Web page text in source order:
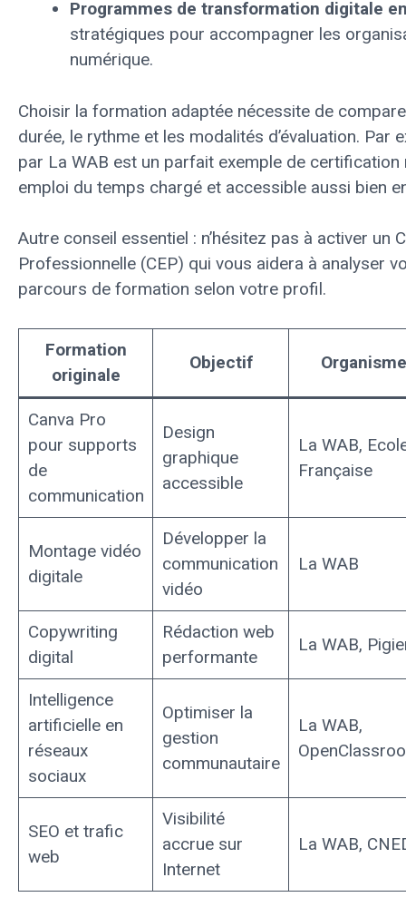
Programmes de transformation digitale
stratégiques pour accompagner les
numérique.
Choisir la formation adaptée nécessite de
durée, le rythme et les modalités d’évaluation. Par
par La WAB est un parfait exemple de
emploi du temps chargé et accessible aussi bien
Autre conseil essentiel : n’hésitez pas à activer un
Professionnelle (CEP) qui vous aidera à analyser
parcours de formation selon votre profil.
Formation
originale
Objectif Organisme
Canva Pro
pour supports
de
communication
Design
graphique
accessible
La WAB,
Française
Montage vidéo
digitale
Développer la
communication
vidéo
La WAB
Copywriting
digital
Rédaction web
performante
La WAB,
Intelligence
artificielle en
réseaux
sociaux
Optimiser la
gestion
communautaire
La WAB,
SEO et trafic
web
Visibilité
accrue sur
Internet
La WAB,